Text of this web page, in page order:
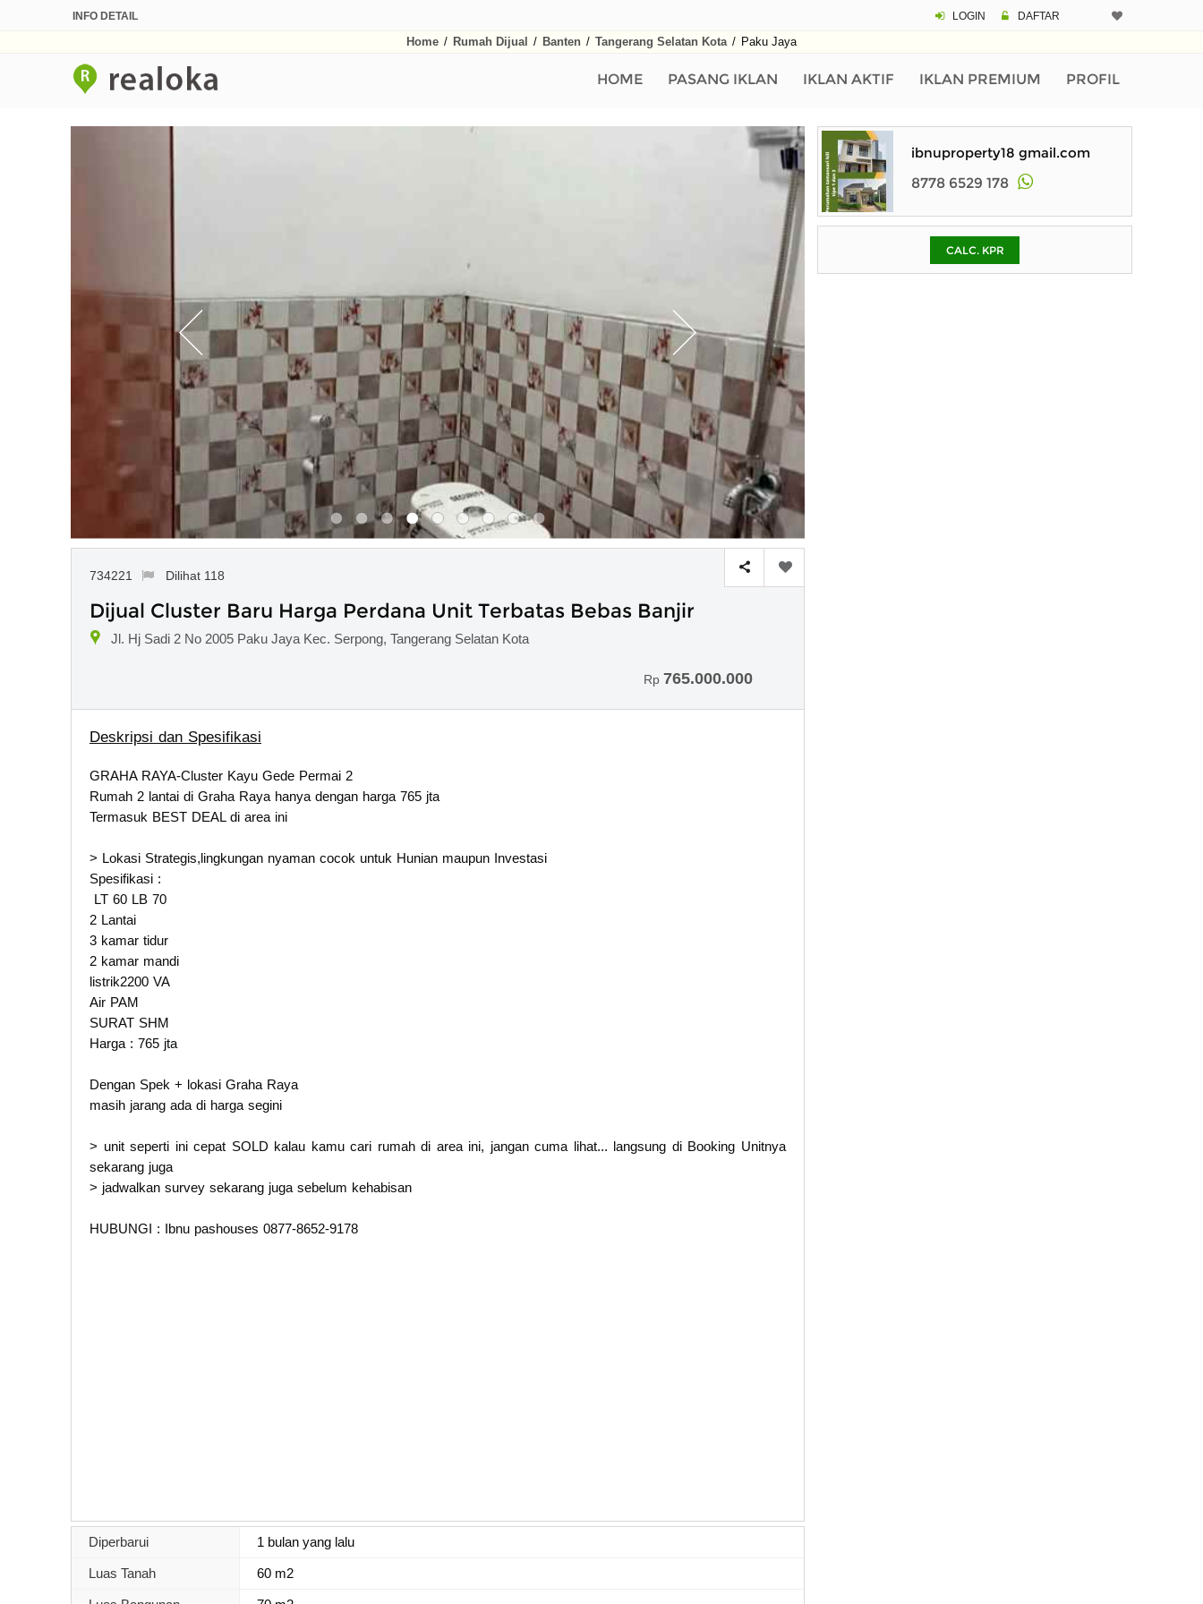
INFO DETAIL LOGIN DAFTAR
Home / Rumah Dijual / Banten / Tangerang Selatan Kota / Paku Jaya
HOME PASANG IKLAN IKLAN AKTIF IKLAN PREMIUM PROFIL
734221 Dilihat 118
Dijual Cluster Baru Harga Perdana Unit Terbatas Bebas Banjir
Jl. Hj Sadi 2 No 2005 Paku Jaya Kec. Serpong, Tangerang Selatan Kota
Rp 765.000.000
Deskripsi dan Spesifikasi
GRAHA RAYA-Cluster Kayu Gede Permai 2
Rumah 2 lantai di Graha Raya hanya dengan harga 765 jta
Termasuk BEST DEAL di area ini
> Lokasi Strategis,lingkungan nyaman cocok untuk Hunian maupun Investasi
Spesifikasi :
LT 60 LB 70
2 Lantai
3 kamar tidur
2 kamar mandi
listrik2200 VA
Air PAM
SURAT SHM
Harga : 765 jta
Dengan Spek + lokasi Graha Raya
masih jarang ada di harga segini
> unit seperti ini cepat SOLD kalau kamu cari rumah di area ini, jangan cuma lihat... langsung di Booking Unitnya
sekarang juga
> jadwalkan survey sekarang juga sebelum kehabisan
HUBUNGI : Ibnu pashouses 0877-8652-9178
Diperbarui 1 bulan yang lalu
Luas Tanah 60 m2
Pinjaman (PIN)
pada kotak-
ibnuproperty18 gmail.com
8778 6529 178
CALC. KPR